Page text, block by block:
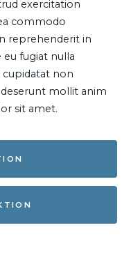
exercitation
commodo
reprehenderit in
fugiat nulla
cupidatat non
mollit anim
sit amet.